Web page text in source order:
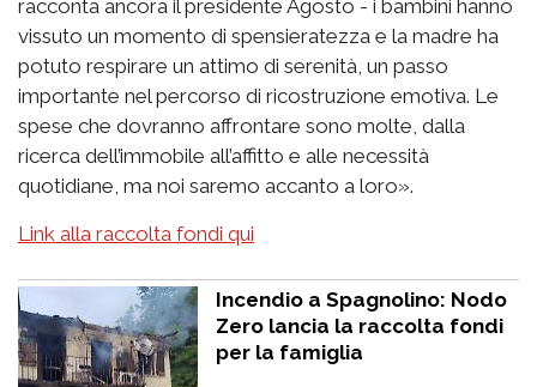
racconta ancora il presidente Agosto - i bambini hanno
vissuto un momento di spensieratezza e la madre ha
potuto respirare un attimo di serenità, un passo
importante nel percorso di ricostruzione emotiva. Le
spese che dovranno affrontare sono molte, dalla
ricerca dell’immobile all’affitto e alle necessità
quotidiane, ma noi saremo accanto a loro».
Link alla raccolta fondi qui
Incendio a Spagnolino: Nodo
Zero lancia la raccolta fondi
per la famiglia